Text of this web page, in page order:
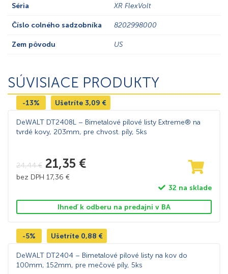
Séria XR FlexVolt
Číslo colného sadzobníka 8202998000
Zem pôvodu US
SÚVISIACE PRODUKTY
-13% Ušetríte 3,09 €
DeWALT DT2408L – Bimetalové pílové listy Extreme® na
tvrdé kovy, 203mm, pre chvost. píly, 5ks
24,44€ 21,35 €
bez DPH 17,36 €
32 na sklade
Ihneď k odberu na predajni v BA
-5% Ušetríte 0,88 €
DeWALT DT2404 – Bimetalové pílové listy na kov do
100mm, 152mm, pre mečové píly, 5ks